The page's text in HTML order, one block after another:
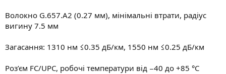
Волокно G.657.A2 (0.27 мм), мінімальні втрати, радіус
вигину 7.5 мм
Загасання: 1310 нм ≤0.35 дБ/км, 1550 нм ≤0.25 дБ/км
Роз’єм FC/UPC, робочі температури від −40 до +85 °C